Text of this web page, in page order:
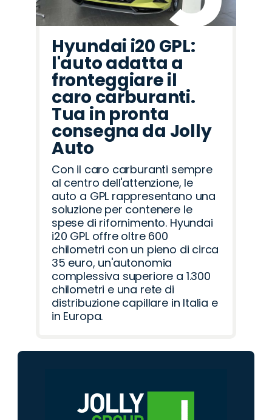
Hyundai i20 GPL:
l'auto adatta a
fronteggiare il
caro carburanti.
Tua in pronta
consegna da Jolly
Auto
Con il caro carburanti sempre
al centro dell'attenzione, le
auto a GPL rappresentano una
soluzione per contenere le
spese di rifornimento. Hyundai
i20 GPL offre oltre 600
chilometri con un pieno di circa
35 euro, un'autonomia
complessiva superiore a 1.300
chilometri e una rete di
distribuzione capillare in Italia e
in Europa.